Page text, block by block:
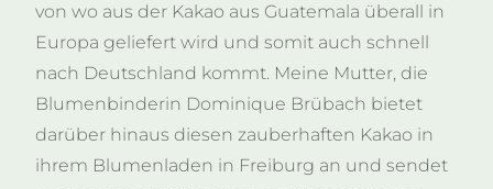
von wo aus der Kakao aus Guatemala überall in
Europa geliefert wird und somit auch schnell
nach Deutschland kommt. Meine Mutter, die
Blumenbinderin Dominique Brübach bietet
darüber hinaus diesen zauberhaften Kakao in
ihrem Blumenladen in Freiburg an und sendet